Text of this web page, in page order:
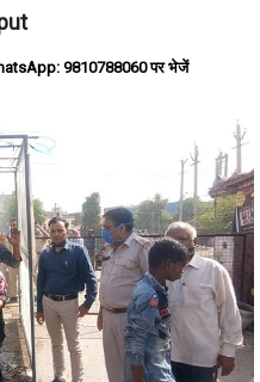
9810788060 पर भेजें